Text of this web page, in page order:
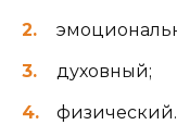
духовный;
физический.